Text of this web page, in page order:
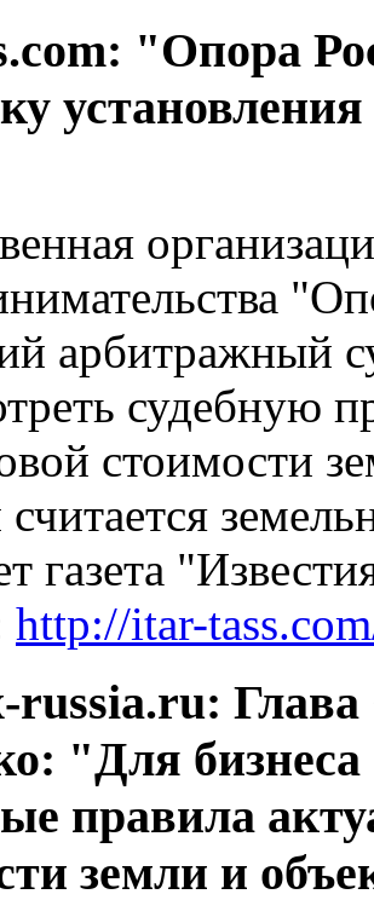
"Опора
арбитражный
судебную
стоимости
считается
газета
http://itar-
russia.ru:
"Для бизнеса
правила
земли и